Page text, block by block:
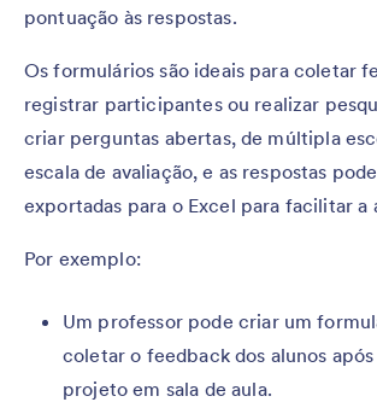
pontuação às respostas.
Os formulários são ideais para coletar
registrar participantes ou realizar
criar perguntas abertas, de múltipla
escala de avaliação, e as respostas
exportadas para o Excel para facilitar a
Por exemplo:
Um professor pode criar um
coletar o feedback dos alunos
projeto em sala de aula.